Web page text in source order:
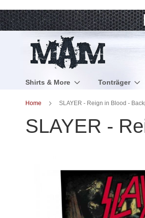
Direkt
Inhalt
Shirts & More
Tonträger
Home SLAYER - Reign in Blood -
SLAYER -
Bildergalerie